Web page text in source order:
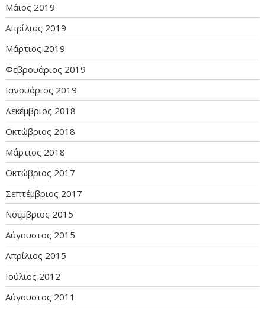
Μάιος 2019
Απρίλιος 2019
Μάρτιος 2019
Φεβρουάριος 2019
Ιανουάριος 2019
Δεκέμβριος 2018
Οκτώβριος 2018
Μάρτιος 2018
Οκτώβριος 2017
Σεπτέμβριος 2017
Νοέμβριος 2015
Αύγουστος 2015
Απρίλιος 2015
Ιούλιος 2012
Αύγουστος 2011